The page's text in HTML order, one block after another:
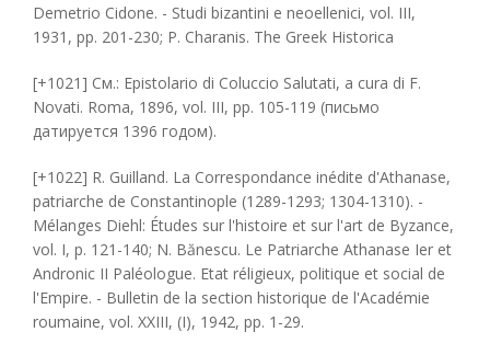
Demetrio Cidone. - Studi bizantini e neoellenici, vol. III,
1931, pp. 201-230; P. Charanis. The Greek Historica
[+1021] См.: Epistolario di Coluccio Salutati, a cura di F.
Novati. Roma, 1896, vol. III, pp. 105-119 (письмо
датируется 1396 годом).
[+1022] R. Guilland. La Correspondance inédite d'Athanase,
patriarche de Constantinople (1289-1293; 1304-1310). -
Mélanges Diehl: Études sur l'histoire et sur l'art de Byzance,
vol. I, p. 121-140; N. Bănescu. Le Patriarche Athanase Ier et
Andronic II Paléologue. Etat réligieux, politique et social de
l'Empire. - Bulletin de la section historique de l'Académie
roumaine, vol. XXIII, (I), 1942, pp. 1-29.